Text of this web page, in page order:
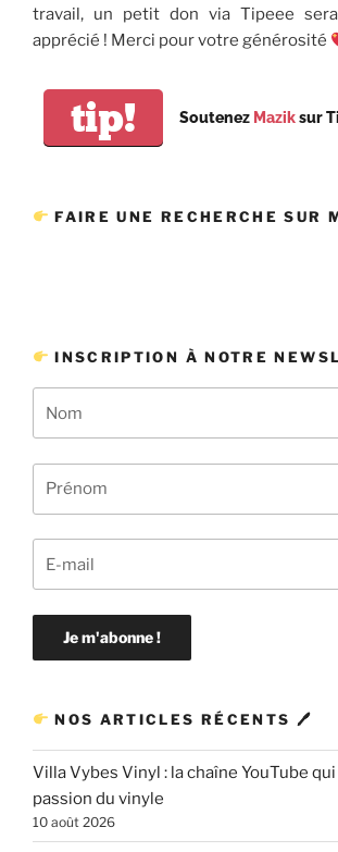
travail, un petit don via Tipeee
apprécié ! Merci pour votre générosité
tip! Soutenez Maziksur
FAIRE UNE RECHERCHE SUR
INSCRIPTION À NOTRE
NOS ARTICLES RÉCENTS 🖊
Villa Vybes Vinyl : la chaîne YouTube
passion du vinyle
10 août 2026